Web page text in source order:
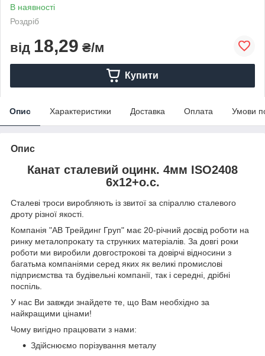
В наявності
Роздріб
від 18,29 ₴/м
Купити
Опис Характеристики Доставка Оплата Умови
Опис
Канат сталевий оцинк. 4мм ISO2408
6x12+о.с.
Сталеві троси виробляють із звитої за спіраллю сталевого
дроту різної якості.
Компанія "АВ Трейдинг Груп" має 20-річний досвід роботи на
ринку металопрокату та струнких матеріалів. За довгі роки
роботи ми виробили довгострокові та довірчі відносини з
багатьма компаніями серед яких як великі промислові
підприємства та будівельні компанії, так і середні, дрібні
поспіль.
У нас Ви завжди знайдете те, що Вам необхідно за
найкращими цінами!
Чому вигідно працювати з нами:
Здійснюємо порізування металу